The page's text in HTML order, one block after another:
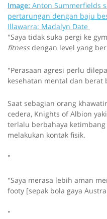
Image: Anton Summerfields
pertarungan dengan baju
Illawarra: Madalyn Date
"Saya tidak suka pergi ke
fitnessdengan level yang
"Perasaan agresi perlu
kesehatan mental dan
Saat sebagian orang
cedera, Knights of Albion
terlalu berbahaya
melakukan kontak fisik.
"
"Saya merasa lebih aman
footy [sepak bola gaya
"